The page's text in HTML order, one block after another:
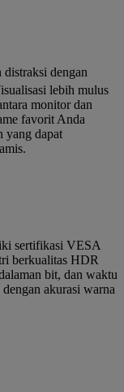
distraksi dengan
lebih mulus
monitor dan
favorit Anda
yang dapat
sertifikasi VESA
berkualitas HDR
bit, dan waktu
akurasi warna